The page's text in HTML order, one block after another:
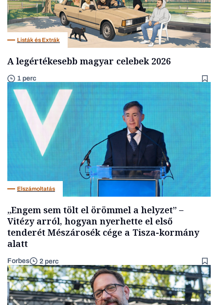
Listák és Extrák
A legértékesebb magyar celebek 2026
1 perc
Elszámoltatás
„Engem sem tölt el örömmel a helyzet” –
Vitézy arról, hogyan nyerhette el első
tenderét Mészárosék cége a Tisza-kormány
alatt
Forbes 2 perc